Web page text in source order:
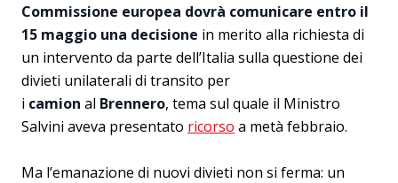
Commissione europea dovrà comunicare entro il
15 maggio una decisione in merito alla richiesta di
un intervento da parte dell’Italia sulla questione dei
divieti unilaterali di transito per
i camion al Brennero, tema sul quale il Ministro
Salvini aveva presentato ricorso a metà febbraio.
Ma l’emanazione di nuovi divieti non si ferma: un